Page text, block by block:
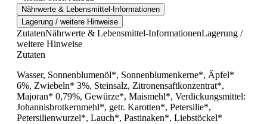
Nährwerte & Lebensmittel-Informationen
Lagerung / weitere Hinweise
ZutatenNährwerte & Lebensmittel-InformationenLagerung /
weitere Hinweise
Zutaten
Wasser, Sonnenblumenöl*, Sonnenblumenkerne*, Äpfel*
6%, Zwiebeln* 3%, Steinsalz, Zitronensaftkonzentrat*,
Majoran* 0,79%, Gewürze*, Maismehl*, Verdickungsmittel:
Johannisbrotkernmehl*, getr. Karotten*, Petersilie*,
Petersilienwurzel*, Lauch*, Pastinaken*, Liebstöckel*